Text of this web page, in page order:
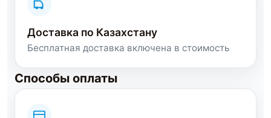
Доставка по Казахстану
Бесплатная доставка включена в стоимость
Способы оплаты